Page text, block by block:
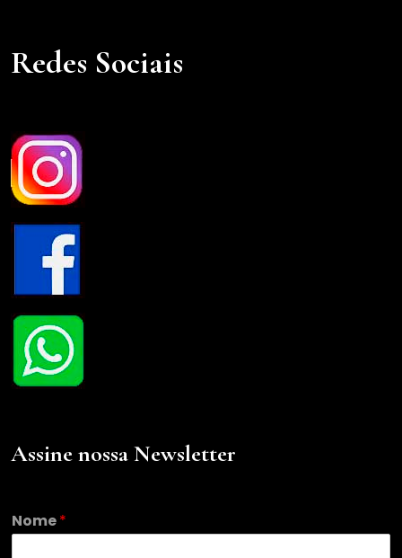
Redes Sociais
Assine nossa Newsletter
Nome*